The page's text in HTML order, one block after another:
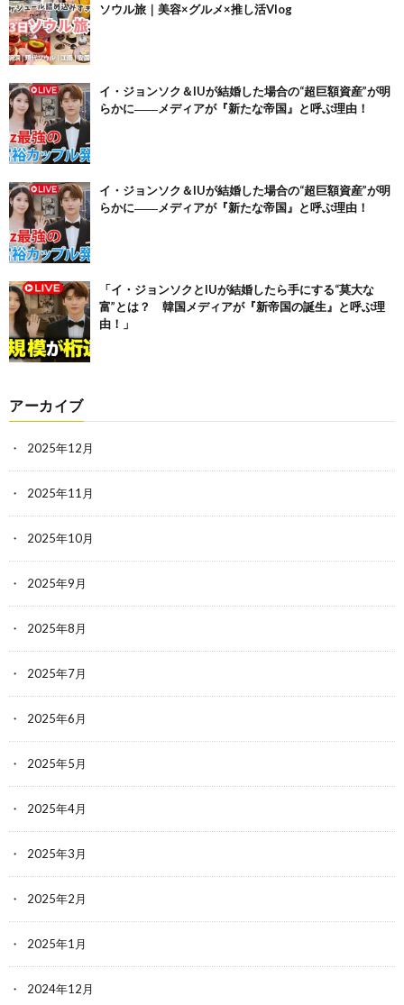
ソウル旅｜美容×グルメ×推し活Vlog
イ・ジョンソク＆IUが結婚した場合の“超巨額資産”が明
らかに――メディアが『新たな帝国』と呼ぶ理由！
イ・ジョンソク＆IUが結婚した場合の“超巨額資産”が明
らかに――メディアが『新たな帝国』と呼ぶ理由！
「イ・ジョンソクとIUが結婚したら手にする“莫大な
富”とは？ 韓国メディアが『新帝国の誕生』と呼ぶ理
由！」
アーカイブ
2025年12月
2025年11月
2025年10月
2025年9月
2025年8月
2025年7月
2025年6月
2025年5月
2025年4月
2025年3月
2025年2月
2025年1月
2024年12月